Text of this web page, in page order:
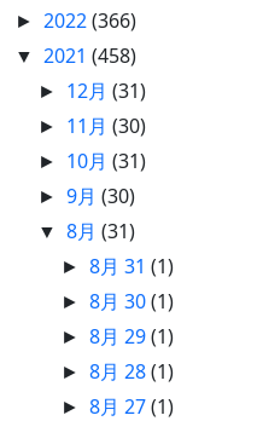
► 2022(366)
▼ 2021 (458)
► 12月(31)
► 11月(30)
► 10月(31)
►9月(30)
▼8月(31)
►8月 31(1)
►8月 30(1)
►8月 29(1)
►8月 28(1)
►8月 27(1)